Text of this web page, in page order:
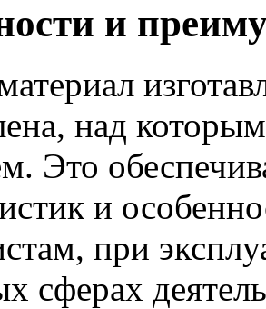
и
над
Это
и
при
сферах